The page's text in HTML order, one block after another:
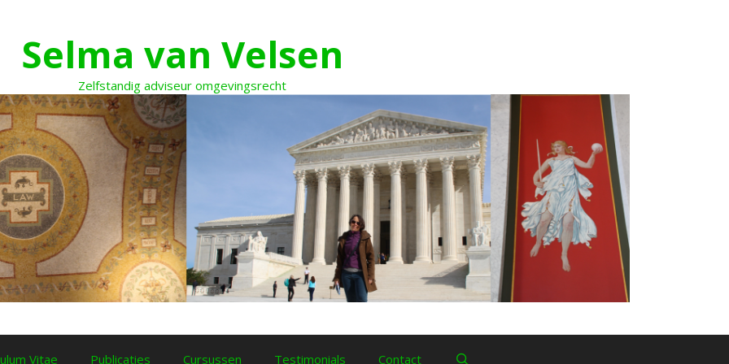
Selma van Velsen
Zelfstandig adviseur omgevingsrecht
Vitae Publicaties Cursussen Testimonials Contact